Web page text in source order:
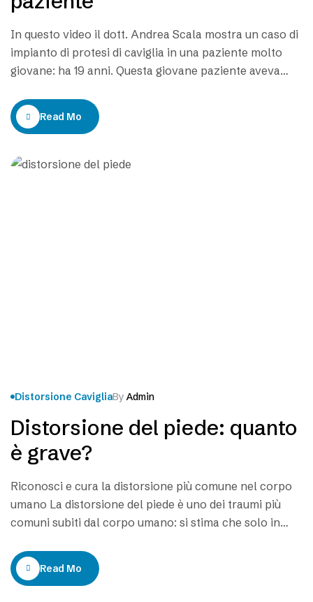
In questo video il dott. Andrea Scala mostra un caso di
impianto di protesi di caviglia in una paziente molto
giovane: ha 19 anni. Questa giovane paziente aveva
caviglia. Era stata operata ma l’intervento non è
andato molto bene. Dalle radiografie si vede molto
Read More
Distorsione CavigliaBy Admin
Distorsione del piede: quanto
è grave?
Riconosci e cura la distorsione più comune nel corpo
umano La distorsione del piede è uno dei traumi più
comuni subiti dal corpo umano: si stima che solo in
facilità con cui questa struttura subisce una brusca
torsione sia nell’attività sportiva che nella vita
Read More